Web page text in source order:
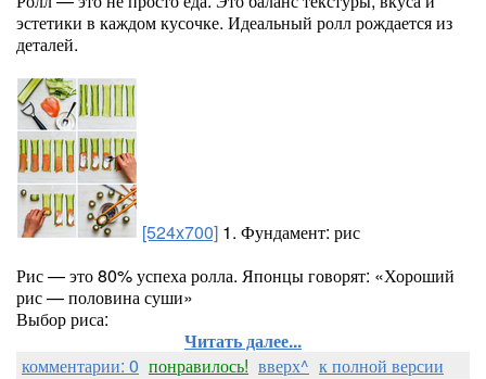
эстетики в каждом кусочке. Идеальный ролл рождается из
деталей.
[524x700] 1. Фундамент: рис
Рис — это 80% успеха ролла. Японцы говорят: «Хороший
рис — половина суши»
Выбор риса:
Читать далее...
комментарии: 0 понравилось! вверх^ к полной версии